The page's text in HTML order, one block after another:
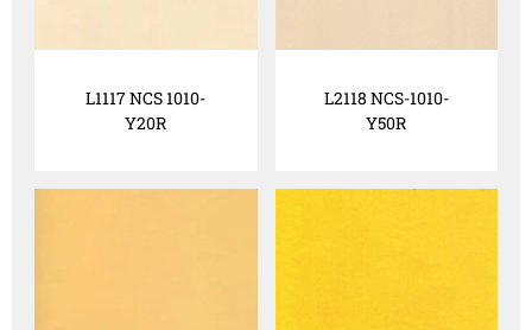
L1117 NCS 1010-
Y20R
L2118 NCS-1010-
Y50R